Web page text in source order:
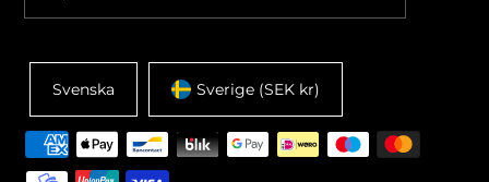
Svenska Sverige (SEK kr)